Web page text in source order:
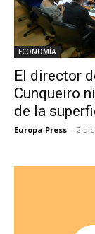
ECONOMÍA
El director
Cunqueiro
de la
Europa Press - 2